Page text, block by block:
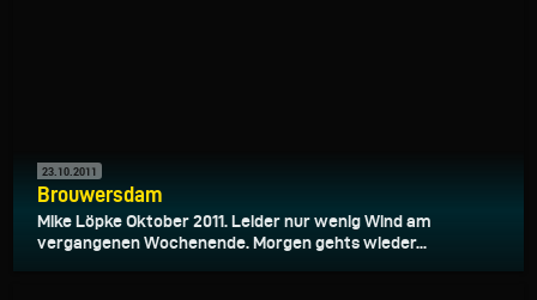
23.10.2011
Brouwersdam
Mike Löpke Oktober 2011. Leider nur wenig Wind am
vergangenen Wochenende. Morgen gehts wieder...